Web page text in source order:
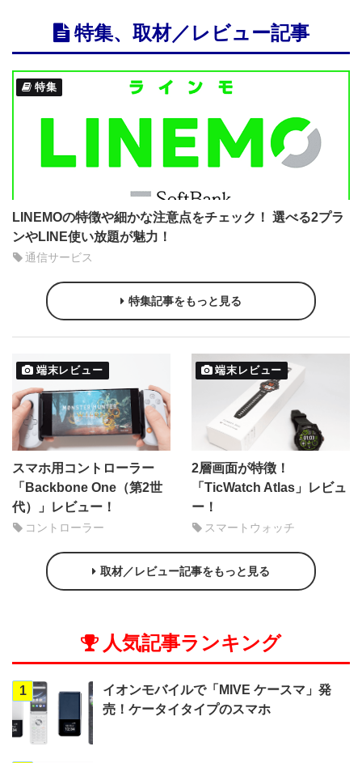
特集、取材／レビュー記事
特集
LINEMOの特徴や細かな注意点をチェック！ 選べる2プラ
ンやLINE使い放題が魅力！
通信サービス
特集記事をもっと見る
端末レビュー
スマホ用コントローラー
「Backbone One（第2世
代）」レビュー！
コントローラー
端末レビュー
2層画面が特徴！
「TicWatch Atlas」レビュ
ー！
スマートウォッチ
取材／レビュー記事をもっと見る
人気記事ランキング
1
イオンモバイルで「MIVE ケースマ」発
売！ケータイタイプのスマホ